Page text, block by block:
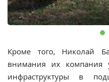
Кроме того, Николай
внимания их компания
инфраструктуры в